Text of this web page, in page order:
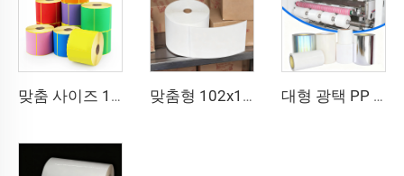
맞춤 사이즈 102x150 102x152 인쇄 라벨 열전사 운송장 스티커 접착 라벨 4x6인치 배송용 열전사 컬러 라벨 맞춤형 102x152 열전사 라벨 반광택 종이 전사 접착 운송장 라벨 4x6 인치 배송용 열전사 라벨 스티커 대형 광택 PP PET PE 라벨 소재 대형 필름 자가접착지 폴리에틸렌 스티커 원단 합성 라벨 대형 롤